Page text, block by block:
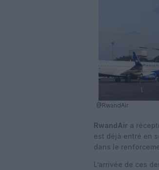
@RwandAir
RwandAir a
est déjà entré en
dans le
L’arrivée de ces